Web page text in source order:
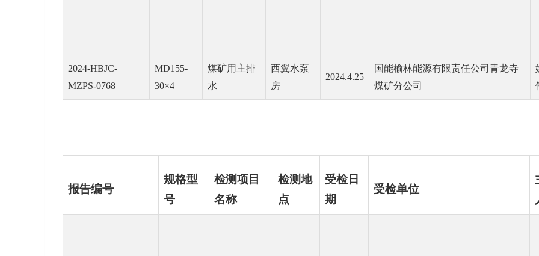
2024-HBJC-
MZPS-0768
MD155-
30×4
煤矿用主排
水
西翼水泵
房
2024.4.25
国能榆林能源有限责任公司青龙寺
煤矿分公司
报告编号
规格型
号
检测项目
名称
检测地
点
受检日
期
受检单位